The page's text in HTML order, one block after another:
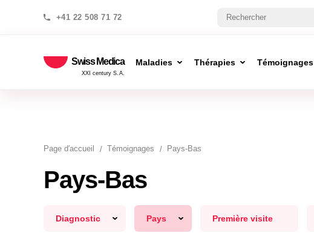
+41 22 508 71 72
Swiss Medica
XXI century S.A.
Maladies Thérapies Témoignages
Page d′accueil Témoignages Pays-Bas
Pays-Bas
Diagnostic Pays Première visite